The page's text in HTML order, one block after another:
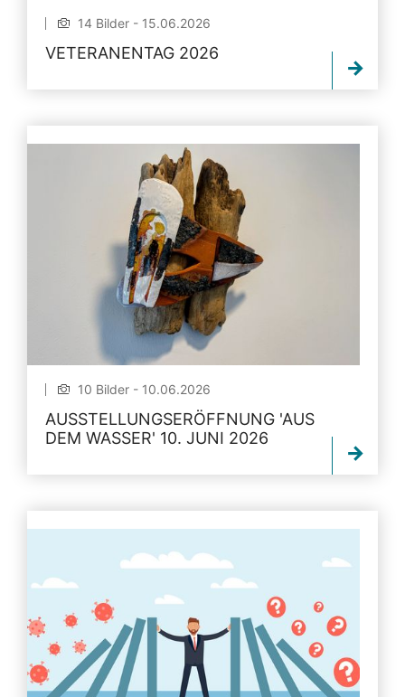
14 Bilder - 15.06.2026
VETERANENTAG 2026
10 Bilder - 10.06.2026
AUSSTELLUNGSERÖFFNUNG 'AUS
DEM WASSER' 10. JUNI 2026